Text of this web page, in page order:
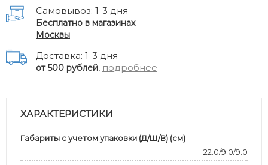
Самовывоз: 1-3 дня
Бесплатно в магазинах
Москвы
Доставка: 1-3 дня
от 500 рублей, подробнее
ХАРАКТЕРИСТИКИ
Габариты с учетом упаковки (Д/Ш/В) (см)
22.0/9.0/9.0